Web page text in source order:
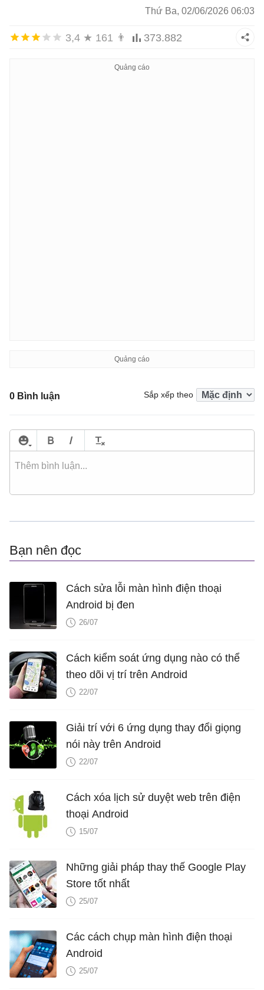
Thứ Ba, 02/06/2026 06:03
3,4 ★ 161 👨 373.882
0 Bình luận Sắp xếp theo
Bạn nên đọc
Cách sửa lỗi màn hình điện thoại
Android bị đen
26/07
Cách kiểm soát ứng dụng nào có thể
theo dõi vị trí trên Android
22/07
Giải trí với 6 ứng dụng thay đổi giọng
nói này trên Android
22/07
Cách xóa lịch sử duyệt web trên điện
thoại Android
15/07
Những giải pháp thay thế Google Play
Store tốt nhất
25/07
Các cách chụp màn hình điện thoại
Android
25/07